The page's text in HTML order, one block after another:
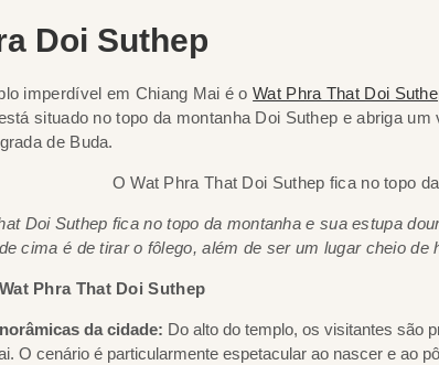
Doi Suthep
imperdível em Chiang Mai é oWat Phra That Doi
situado no topo da montanha Doi Suthep e abriga
de Buda.
Doi Suthep fica no topo da montanha e sua estupa
de cima é de tirar o fôlego, além de ser um lugar cheio de
Phra That Doi Suthep
da cidade: Do alto do templo, os visitantes são
O cenário é particularmente espetacular ao nascer e ao